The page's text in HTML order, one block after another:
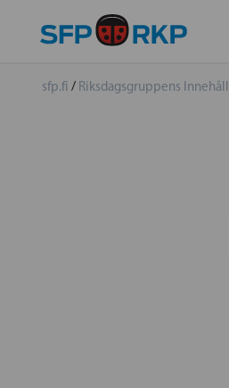
sfp.fi / Riksdagsgruppens Innehåll